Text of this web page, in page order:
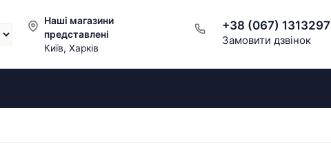
Наші магазини
представлені
Київ, Харків
+38 (067) 1313297
Замовити дзвінок